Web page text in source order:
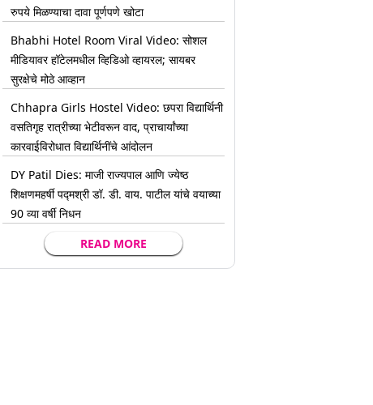
रुपये मिळण्याचा दावा पूर्णपणे खोटा
Bhabhi Hotel Room Viral Video: सोशल
मीडियावर हॉटेलमधील व्हिडिओ व्हायरल; सायबर
सुरक्षेचे मोठे आव्हान
Chhapra Girls Hostel Video: छपरा विद्यार्थिनी
वसतिगृह रात्रीच्या भेटीवरून वाद, प्राचार्यांच्या
कारवाईविरोधात विद्यार्थिनींचे आंदोलन
DY Patil Dies: माजी राज्यपाल आणि ज्येष्ठ
शिक्षणमहर्षी पद्मश्री डॉ. डी. वाय. पाटील यांचे वयाच्या
90 व्या वर्षी निधन
READ MORE